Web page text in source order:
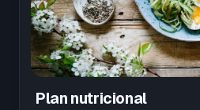
Plan nutricional